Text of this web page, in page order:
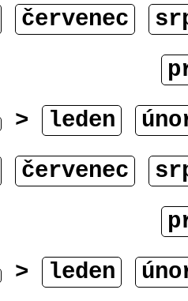
červenec
> leden
červenec
> leden